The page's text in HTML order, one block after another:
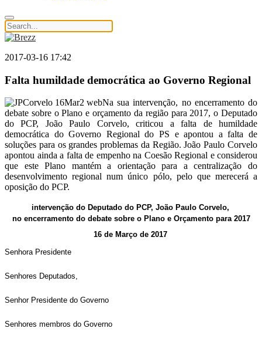
2017-03-16 17:42
Falta humildade democrática ao Governo Regional
Na sua intervenção, no encerramento do
debate sobre o Plano e orçamento da região para 2017, o Deputado
do PCP, João Paulo Corvelo, criticou a falta de humildade
democrática do Governo Regional do PS e apontou a falta de
soluções para os grandes problemas da Região. João Paulo Corvelo
apontou ainda a falta de empenho na Coesão Regional e considerou
que este Plano mantém a orientação para a centralização do
desenvolvimento regional num único pólo, pelo que merecerá a
oposição do PCP.
intervenção do Deputado do PCP, João Paulo Corvelo,
no encerramento do debate sobre o Plano e Orçamento para 2017
16 de Março de 2017
Senhora Presidente
Senhores Deputados,
Senhor Presidente do Governo
Senhores membros do Governo